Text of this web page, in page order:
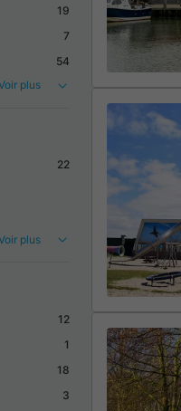
19
7
54
plus
22
plus
12
1
18
3